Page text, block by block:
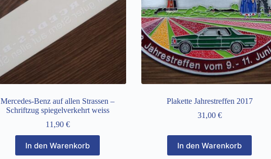
Mercedes-Benz auf allen Strassen –
Schriftzug spiegelverkehrt weiss
11,90 €
In den Warenkorb
Plakette Jahrestreffen 2017
31,00 €
In den Warenkorb